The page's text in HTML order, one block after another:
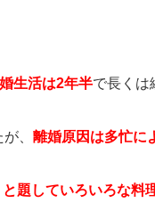
生活は2年半で長くは
、 離婚原因は多忙に
題していろいろな料